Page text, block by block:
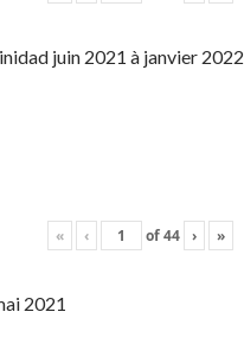
juin 2021 à janvier 2022
« ‹ of44 › »
2021